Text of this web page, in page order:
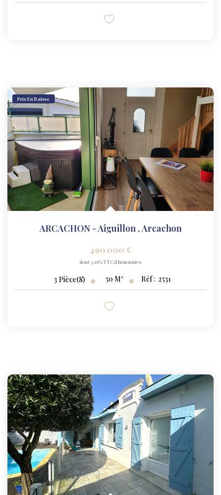
Prix En Baisse
ARCACHON - Aiguillon ,Arcachon
490 000 €
dont 3,16% TTC d'honoraires
3 Pièce(s) 50 M² Réf : 2531